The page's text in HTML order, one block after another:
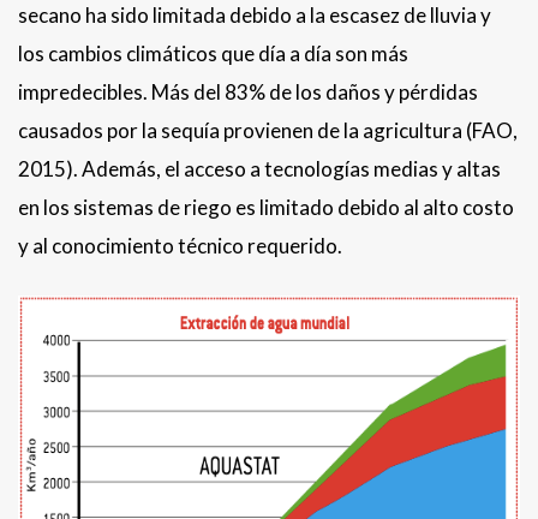
secano ha sido limitada debido a la escasez de lluvia y
los cambios climáticos que día a día son más
impredecibles. Más del 83% de los daños y pérdidas
causados ​​por la sequía provienen de la agricultura (FAO,
2015). Además, el acceso a tecnologías medias y altas
en los sistemas de riego es limitado debido al alto costo
y al conocimiento técnico requerido.